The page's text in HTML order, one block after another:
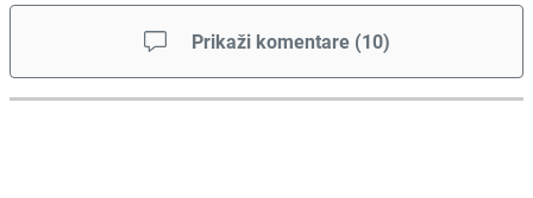
Prikaži komentare (10)